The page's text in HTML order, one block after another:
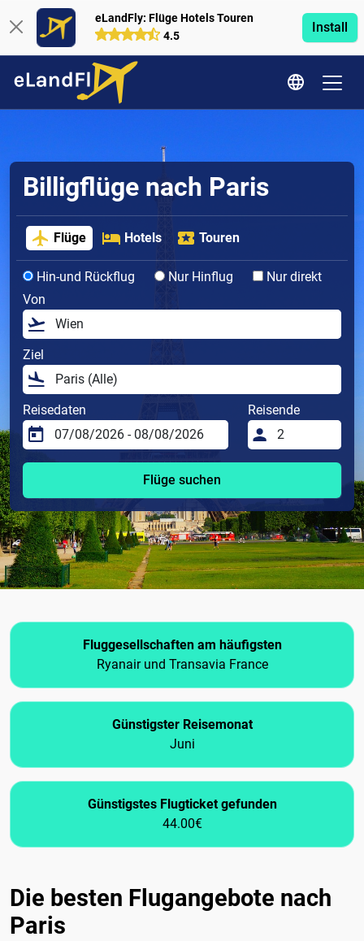
eLandFly: Flüge Hotels Touren
4.5
Install
Billigflüge nach Paris
Flüge Hotels Touren
Hin-und Rückflug Nur Hinflug
Nur direkt
Von
Ziel
Reisedaten Reisende
Flüge suchen
Fluggesellschaften am häufigsten
Ryanair und Transavia France
Günstigster Reisemonat
Juni
Günstigstes Flugticket gefunden
44.00€
Die besten Flugangebote nach
Paris